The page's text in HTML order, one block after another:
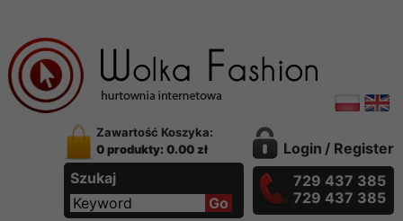
Zawartość Koszyka:
0 produkty: 0.00 zł
Szukaj
Login / Register
729 437 385
729 437 385